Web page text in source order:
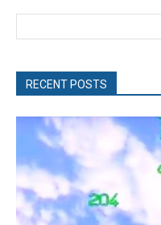
RECENT POSTS